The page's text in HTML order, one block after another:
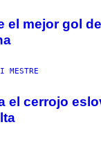
el mejor gol
MESTRE
el cerrojo